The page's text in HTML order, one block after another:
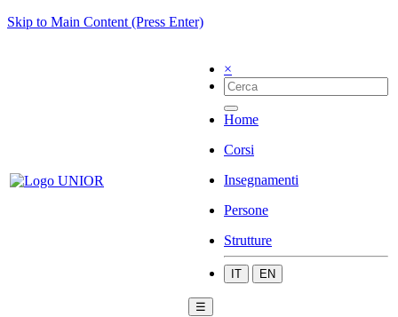
Skip to Main Content (Press Enter)
×
Home
Corsi
Insegnamenti
Persone
Strutture
IT EN
☰